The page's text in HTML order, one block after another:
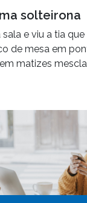
solteirona
e viu a tia
de mesa em
matizes